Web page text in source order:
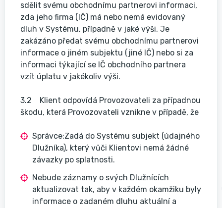
sdělit svému obchodnímu partnerovi informaci,
zda jeho firma (IČ) má nebo nemá evidovaný
dluh v Systému, případně v jaké výši. Je
zakázáno předat svému obchodnímu partnerovi
informace o jiném subjektu (jiné IČ) nebo si za
informaci týkající se IČ obchodního partnera
vzít úplatu v jakékoliv výši.
3.2 Klient odpovídá Provozovateli za případnou
škodu, která Provozovateli vznikne v případě, že
Správce:Zadá do Systému subjekt (údajného
Dlužníka), který vůči Klientovi nemá žádné
závazky po splatnosti.
Nebude záznamy o svých Dlužnících
aktualizovat tak, aby v každém okamžiku byly
informace o zadaném dluhu aktuální a